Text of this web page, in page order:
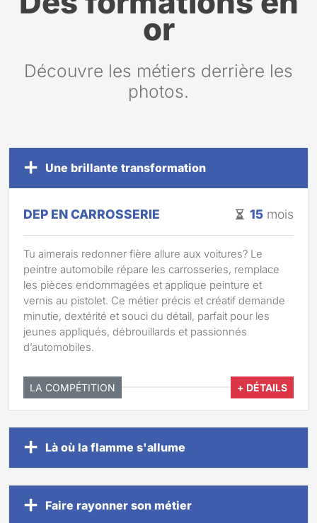
or
Découvre les métiers derrière les
photos.
Une brillante transformation
DEP EN CARROSSERIE 15 mois
Tu aimerais redonner fière allure aux voitures? Le
peintre automobile répare les carrosseries, remplace
les pièces endommagées et applique peinture et
vernis au pistolet. Ce métier précis et créatif demande
minutie, dextérité et souci du détail, parfait pour les
jeunes appliqués, débrouillards et passionnés
d’automobiles.
LA COMPÉTITION + DÉTAILS
Là où la flamme s'allume
Faire rayonner son métier